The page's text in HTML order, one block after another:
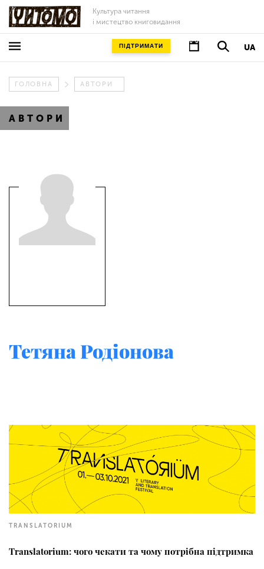
Культура читання
і мистецтво книговидання
UA
ПІДТРИМАТИ
ГОЛОВНА АВТОРИ
АВТОРИ
Тетяна Родіонова
TRANSLATORIUM
Translatorium: чого чекати та чому потрібна підтримка